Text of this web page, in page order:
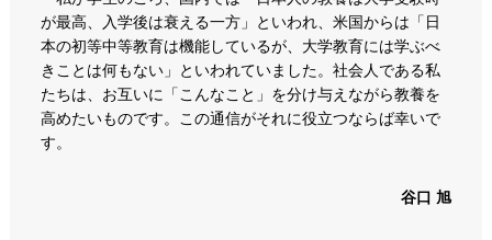
が最高、入学後は衰える一方」といわれ、米国からは「日
本の初等中等教育は機能しているが、大学教育には学ぶべ
きことは何もない」といわれていました。社会人である私
たちは、お互いに「こんなこと」を分け与えながら教養を
高めたいものです。この通信がそれに役立つならば幸いで
す。
谷口 旭